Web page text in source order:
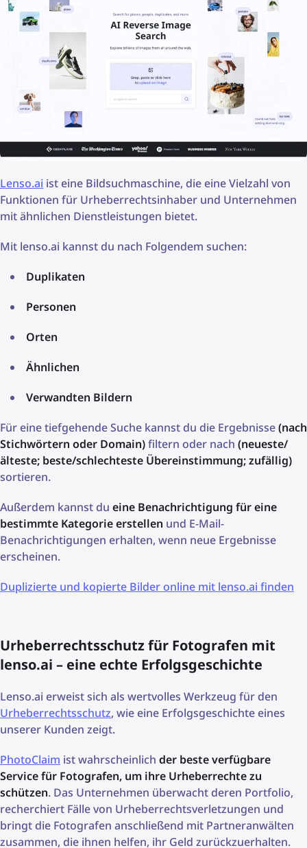
Lenso.ai ist eine Bildsuchmaschine, die eine Vielzahl von
Funktionen für Urheberrechtsinhaber und Unternehmen
mit ähnlichen Dienstleistungen bietet.
Mit lenso.ai kannst du nach Folgendem suchen:
Duplikaten
Personen
Orten
Ähnlichen
Verwandten Bildern
Für eine tiefgehende Suche kannst du die Ergebnisse(nach
Stichwörtern oder Domain)filtern oder nach (neueste/
älteste; beste/schlechteste Übereinstimmung; zufällig)
sortieren.
Außerdem kannst du eine Benachrichtigung für eine
bestimmte Kategorie erstellen und E-Mail-
Benachrichtigungen erhalten, wenn neue Ergebnisse
erscheinen.
Duplizierte und kopierte Bilder online mit lenso.ai finden
Urheberrechtsschutz für Fotografen mit
lenso.ai – eine echte Erfolgsgeschichte
Lenso.ai erweist sich als wertvolles Werkzeug für den
Urheberrechtsschutz, wie eine Erfolgsgeschichte eines
unserer Kunden zeigt.
PhotoClaim ist wahrscheinlich der beste verfügbare
Service für Fotografen, um ihre Urheberrechte zu
schützen. Das Unternehmen überwacht deren Portfolio,
recherchiert Fälle von Urheberrechtsverletzungen und
bringt die Fotografen anschließend mit Partneranwälten
zusammen, die ihnen helfen, ihr Geld zurückzuerhalten.